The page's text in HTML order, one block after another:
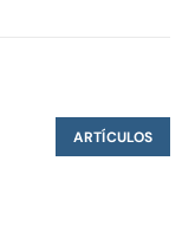
ARTÍCULOS